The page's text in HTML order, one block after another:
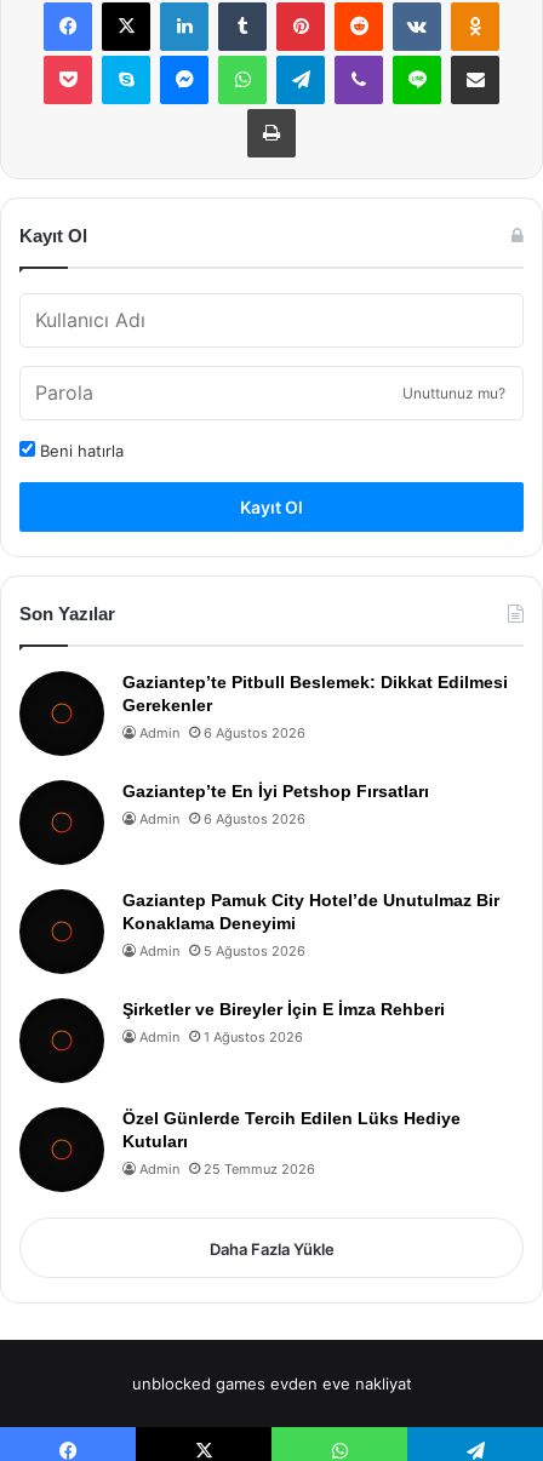
Pocket Skype MessengerWhatsAppTelegramViber Line E-Posta ile
Yazdır
Kayıt Ol
Unuttunuz mu?
Beni hatırla
Kayıt Ol
Son Yazılar
Gaziantep’te Pitbull Beslemek: Dikkat Edilmesi
Gerekenler
Admin 6 Ağustos 2026
Gaziantep’te En İyi Petshop Fırsatları
Admin 6 Ağustos 2026
Gaziantep Pamuk City Hotel’de Unutulmaz Bir
Konaklama Deneyimi
Admin 5 Ağustos 2026
Şirketler ve Bireyler İçin E İmza Rehberi
Admin 1 Ağustos 2026
Özel Günlerde Tercih Edilen Lüks Hediye
Kutuları
Admin 25 Temmuz 2026
Daha Fazla Yükle
unblocked games evden eve nakliyat